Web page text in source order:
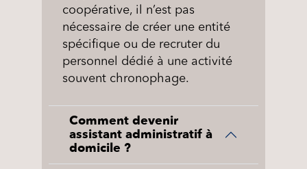
coopérative, il n’est pas
nécessaire de créer une entité
spécifique ou de recruter du
personnel dédié à une activité
souvent chronophage.
Comment devenir
assistant administratif à
domicile ?